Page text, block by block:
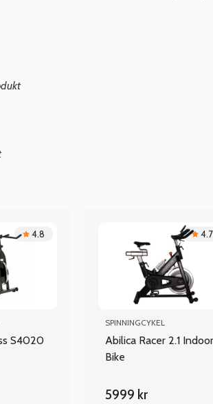
4.8
S4020
4.7
SPINNINGCYKEL
Abilica Racer 2.1 Indoor
Bike
5999 kr